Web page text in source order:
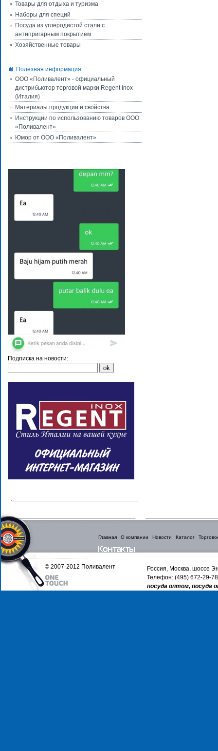
Товары для отдыха и туризма
Наборы для специй
Посуда из углеродистой стали с
антипригарным покрытием
Хозяйственные товары
Полезная информация
ООО «Поливалент» - официальный
дистрибьютор торговой марки Regent Inox
(Италия)
Материалы продукции и свойства
Инструкции по использованию товаров ООО
«Поливалент»
Юмор от ООО «Поливалент»
Подписка на новости:
Главная О компании Новости Каталог
Россия, Москва, шоссе
Телефон: (495) 672-29-
посуда оптом, посуда
© 2007-2012 Поливалент